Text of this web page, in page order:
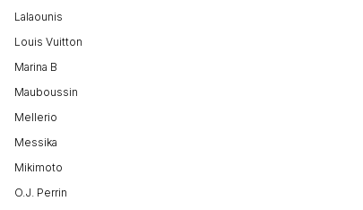
Lalaounis
Louis Vuitton
Marina B
Mauboussin
Mellerio
Messika
Mikimoto
O.J. Perrin